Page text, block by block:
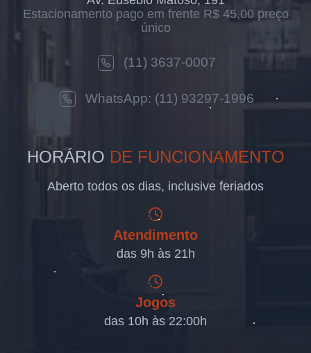
Estacionamento pago em frente R$ 45,00 preço
único
(11) 3637-0007
WhatsApp: (11) 93297-1996
HORÁRIO DE FUNCIONAMENTO
Aberto todos os dias, inclusive feriados
Atendimento
das 9h às 21h
Jogos
das 10h às 22:00h